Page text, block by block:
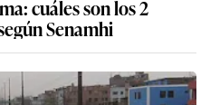
cuáles son los 2
Senamhi